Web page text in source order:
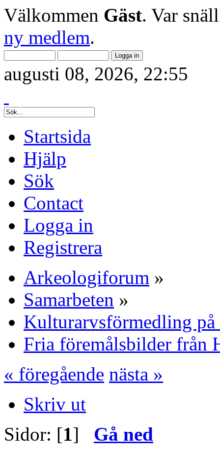
Välkommen Gäst. Var
ny medlem.
augusti 08, 2026, 22:55
Startsida
Hjälp
Sök
Contact
Logga in
Registrera
Arkeologiforum »
Samarbeten »
Kulturarvsförmedling på
Fria föremålsbilder från
« föregående nästa »
Skriv ut
Sidor: [1] Gå ned